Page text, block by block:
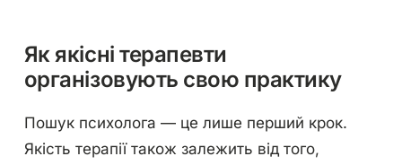
Як якісні терапевти
організовують свою практику
Пошук психолога — це лише перший крок.
Якість терапії також залежить від того,